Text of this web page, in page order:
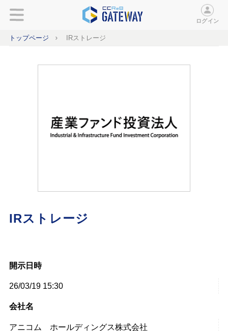
ログイン
トップページ IRストレージ
IRストレージ
開示日時
26/03/19 15:30
会社名
アニコム ホールディングス株式会社